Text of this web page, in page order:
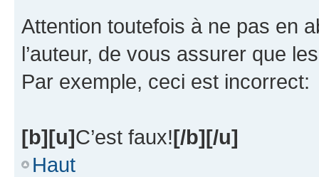
Attention toutefois à ne pas en
l’auteur, de vous assurer que
Par exemple, ceci est incorrect:
[b][u]C’est faux![/b][/u]
Haut